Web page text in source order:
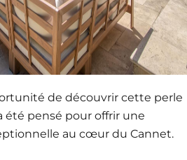
de découvrir cette perle
été pensé pour offrir une
au cœur du Cannet.